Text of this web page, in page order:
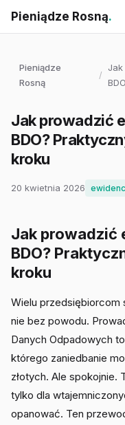
Pieniądze Rosną.
Pieniądze
Rosną
/
Jak prowadzić
BDO?
kroku
20 kwietnia 2026
Jak prowadzić
BDO?
kroku
Wielu przedsiębiorcom
nie bez powodu.
Danych Odpadowych
którego zaniedbanie
złotych. Ale spokojnie.
tylko dla
opanować. Ten